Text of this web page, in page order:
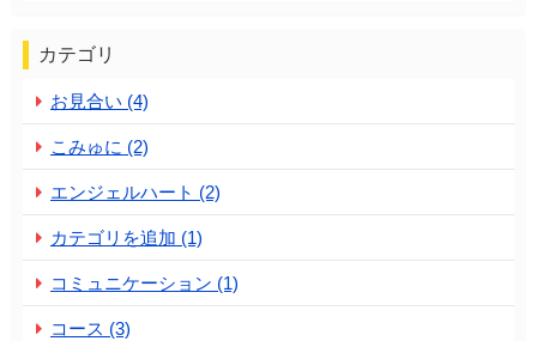
カテゴリ
お見合い (4)
こみゅに (2)
エンジェルハート (2)
カテゴリを追加 (1)
コミュニケーション (1)
コース (3)